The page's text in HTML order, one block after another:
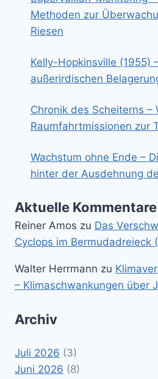
Methoden zur
Riesen
Kelly-Hopkinsville (1955)
außerirdischen
Chronik des Scheiterns –
Raumfahrtmissionen zur
Wachstum ohne Ende –
hinter der Ausdehnung
Aktuelle Kommentare
Reiner Amos zu Das
Cyclops im Bermudadreieck
Walter Herrmann zu
– Klimaschwankungen über
Archiv
Juli 2026 (3)
Juni 2026 (8)